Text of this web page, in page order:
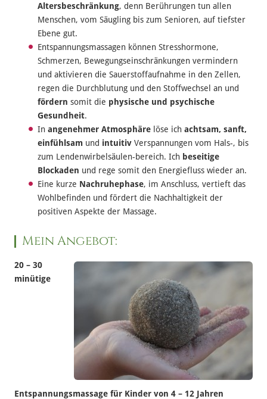
Altersbeschränkung, denn Berührungen tun allen
Menschen, vom Säugling bis zum Senioren, auf tiefster
Ebene gut.
Entspannungsmassagen können Stresshormone,
Schmerzen, Bewegungseinschränkungen vermindern
und aktivieren die Sauerstoffaufnahme in den Zellen,
regen die Durchblutung und den Stoffwechsel an und
fördern somit die physische und psychische
Gesundheit.
In angenehmer Atmosphäre löse ich achtsam, sanft,
einfühlsam und intuitiv Verspannungen vom Hals-, bis
zum Lendenwirbelsäulen-bereich. Ich beseitige
Blockaden und rege somit den Energiefluss wieder an.
Eine kurze Nachruhephase, im Anschluss, vertieft das
Wohlbefinden und fördert die Nachhaltigkeit der
positiven Aspekte der Massage.
Mein Angebot:
20 – 30
minütige
Entspannungsmassage für Kinder von 4 – 12 Jahren